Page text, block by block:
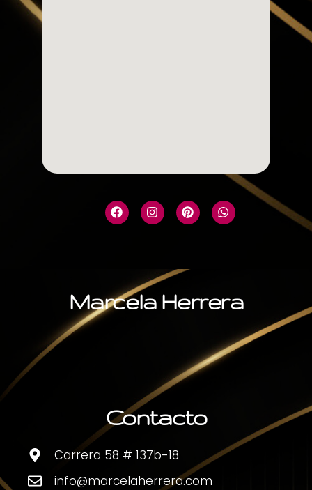
Marcela Herrera
Contacto
Carrera 58 # 137b-18
info@marcelaherrera.com